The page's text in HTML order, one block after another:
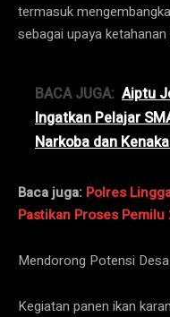
termasuk
sebagai upaya ketahanan
BACA JUGA: Aiptu
Ingatkan Pelajar
Narkoba dan
Baca juga: Polres
Pastikan Proses
Mendorong Potensi
Kegiatan panen ikan